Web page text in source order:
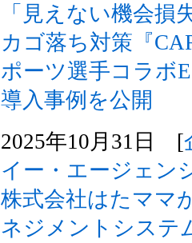
「見えない機会損
カゴ落ち対策『
ポーツ選手コラボ
導入事例を公開
2025年10月31日 [
イー・エージェン
株式会社はたママ
ネジメントシステ